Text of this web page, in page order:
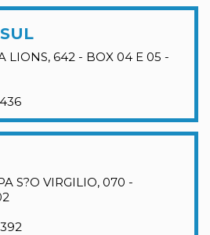
LIONS, 642 - BOX 04 E 05 -
S?O VIRGILIO, 070 -